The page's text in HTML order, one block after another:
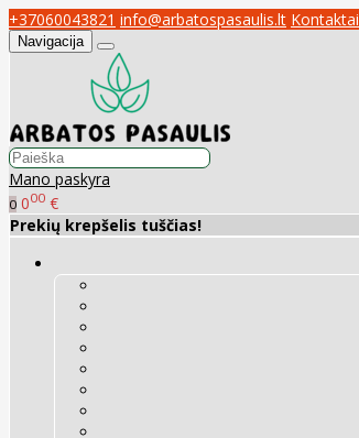
+37060043821 info@arbatospasaulis.lt Kontaktai
Navigacija
Mano paskyra
0 000 €
Prekių krepšelis tuščias!